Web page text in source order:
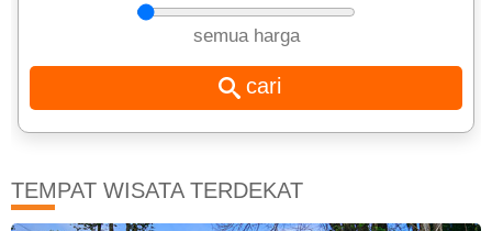
semua harga
TEMPAT WISATA TERDEKAT